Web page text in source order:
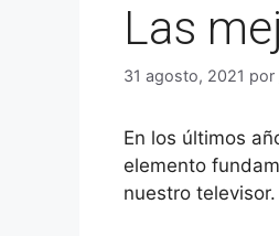
Las
31 agosto, 2021 por
En los últimos
elemento
nuestro televisor.